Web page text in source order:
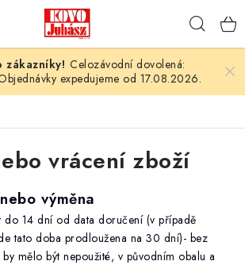
TECHNIKA
Celozávodní dovolená:
expedujeme od 17.08.2026.
vrácení zboží
výměna
do 14 dní od data doručení (v případě
tato doba prodloužena na 30 dní)- bez
mělo být nepoužité, v původním obalu a